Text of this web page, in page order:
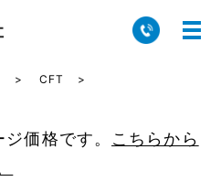
CFT
価格です。 こちらから